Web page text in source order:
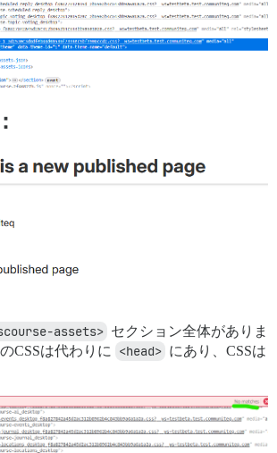
assets> セクション全体がありま
CSSは代わりに
<head> にあり、CSSは